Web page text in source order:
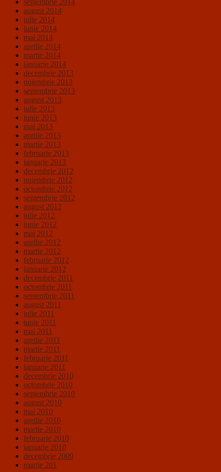
septembrie 2014
august 2014
iulie 2014
iunie 2014
mai 2014
aprilie 2014
martie 2014
ianuarie 2014
decembrie 2013
noiembrie 2013
septembrie 2013
august 2013
iulie 2013
iunie 2013
mai 2013
aprilie 2013
martie 2013
februarie 2013
ianuarie 2013
decembrie 2012
noiembrie 2012
octombrie 2012
septembrie 2012
august 2012
iulie 2012
iunie 2012
mai 2012
aprilie 2012
martie 2012
februarie 2012
ianuarie 2012
decembrie 2011
octombrie 2011
septembrie 2011
august 2011
iulie 2011
iunie 2011
mai 2011
aprilie 2011
martie 2011
februarie 2011
ianuarie 2011
decembrie 2010
octombrie 2010
septembrie 2010
august 2010
mai 2010
aprilie 2010
martie 2010
februarie 2010
ianuarie 2010
decembrie 2009
martie 201